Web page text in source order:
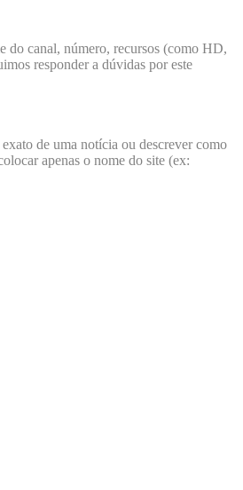
do canal, número, recursos (como HD,
responder a dúvidas por este
de uma notícia ou descrever como
apenas o nome do site (ex: